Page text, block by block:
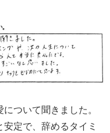
ついて聞きました。
定で、辞めるタイミ